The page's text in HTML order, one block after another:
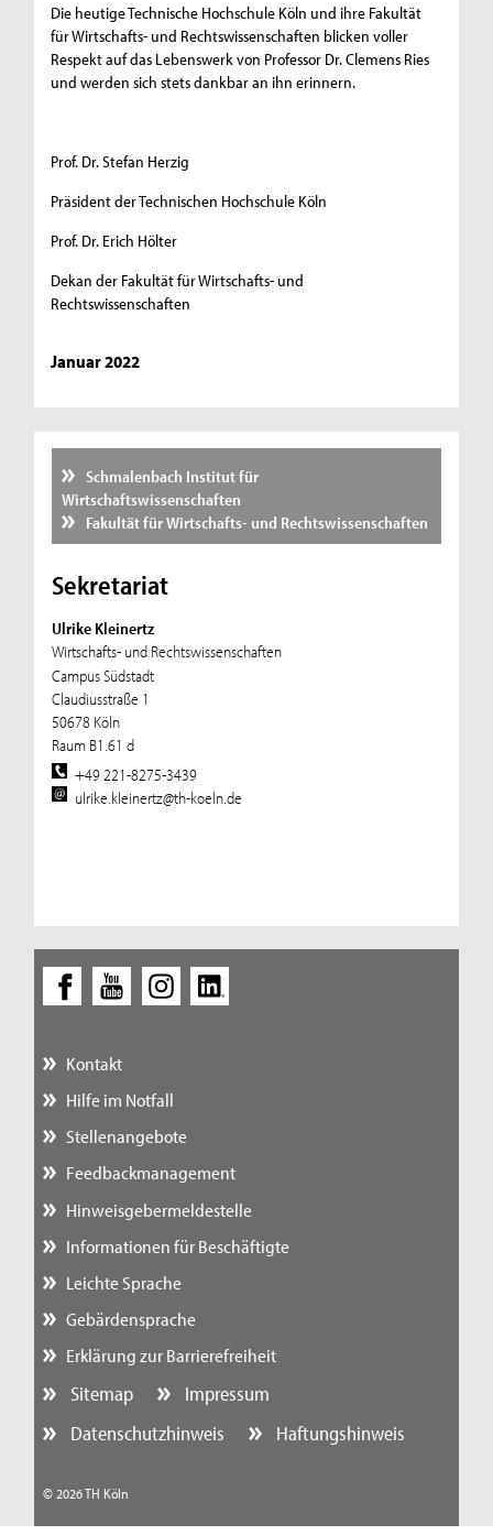
Die heutige Technische Hochschule Köln und ihre Fakultät
für Wirtschafts- und Rechtswissenschaften blicken voller
Respekt auf das Lebenswerk von Professor Dr. Clemens Ries
und werden sich stets dankbar an ihn erinnern.
Prof. Dr. Stefan Herzig
Präsident der Technischen Hochschule Köln
Prof. Dr. Erich Hölter
Dekan der Fakultät für Wirtschafts- und
Rechtswissenschaften
Januar 2022
Schmalenbach Institut für
Wirtschaftswissenschaften
Fakultät für Wirtschafts- und Rechtswissenschaften
Sekretariat
Ulrike Kleinertz
Wirtschafts- und Rechtswissenschaften
Campus Südstadt
Claudiusstraße 1
50678 Köln
Raum B1.61 d
+49 221-8275-3439
ulrike.kleinertz@th-koeln.de
Kontakt
Hilfe im Notfall
Stellenangebote
Feedbackmanagement
Hinweisgebermeldestelle
Informationen für Beschäftigte
Leichte Sprache
Gebärdensprache
Erklärung zur Barrierefreiheit
Sitemap
Impressum
Datenschutzhinweis
Haftungshinweis
© 2026 TH Köln